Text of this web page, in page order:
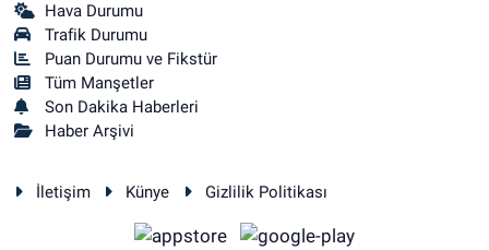
Hava Durumu
Trafik Durumu
Puan Durumu ve Fikstür
Tüm Manşetler
Son Dakika Haberleri
Haber Arşivi
İletişim Künye Gizlilik Politikası